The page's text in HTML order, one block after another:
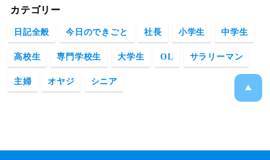
カテゴリー
日記全般 今日のできごと 社長 小学生 中学生
高校生 専門学校生 大学生 OL サラリーマン
主婦 オヤジ シニア